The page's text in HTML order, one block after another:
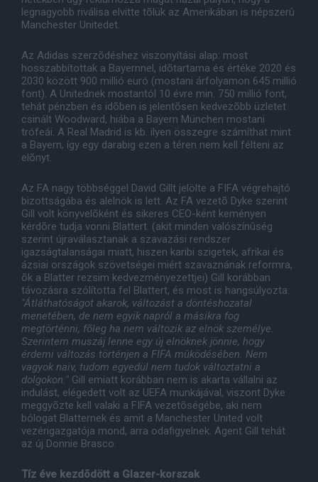
legnagyobb riválisa elvitte tõlük az Amerikában is népszerû
Manchester Unitedet.
Az Adidas szerzõdéshez viszonyítási alap: most
hosszabbítottak a Bayernnel, idõtartama és értéke 2020 és
2030 között 900 millió euró (mostani árfolyamon 645 millió
font). A Unitednek mostantól 10 évre min. 750 millió font,
tehát pénzben és idõben is jelentõsen kedvezõbb üzletet
csinált Woodward, hiába a Bayern München mostani
trófeái. A Real Madrid is kb. ilyen összegre számíthat mint
a Bayern, így egy darabig ezen a téren nem kell félteni az
elõnyt.
Az FA nagy többséggel David Gillt jelölte a FIFA végrehajtó
bizottságába és alelnök is lett. Az FA vezetõ Dyke szerint
Gill volt könyvelõként és sikeres CEO-ként keményen
kérdõre tudja vonni Blattert. (akit minden valószínûség
szerint újraválasztanak a szavazási rendszer
igazságtalanságai miatt, hiszen karibi szigetek, afrikai és
ázsiai országok szövetségei miért szavaznának reformra,
õk a Blatter rezsim kedvezményezettjei) Gill korábban
távozásra szólította fel Blattert, és most is hangsúlyozta:
"Átláthatóságot akarok, változást a döntéshozatal
menetében, de nem egyik napról a másikra fog
megtörténni, fõleg ha nem változik az elnök személye.
Szerintem muszáj lenne egy új elnöknek jönnie, hogy
érdemi változás történjen a FIFA mûködésében. Nem
vagyok naiv, tudom egyedül nem tudok változtatni a
dolgokon." Gill emiatt korábban nem is akarta vállalni az
indulást, elégedett volt az UEFA munkájával, viszont Dyke
meggyõzte kell valaki a FIFA vezetõségébe, aki nem
bólogat Blatternek és amit a Manchester United volt
vezérigazgatója mond, arra odafigyelnek. Agent Gill tehát
az új Donnie Brasco.
Tíz éve kezdõdött a Glazer-korszak